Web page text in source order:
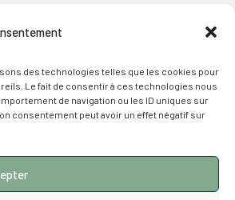
des technologies telles que les cookies pour
Le fait de consentir à ces technologies nous
de navigation ou les ID uniques sur
consentement peut avoir un effet négatif sur